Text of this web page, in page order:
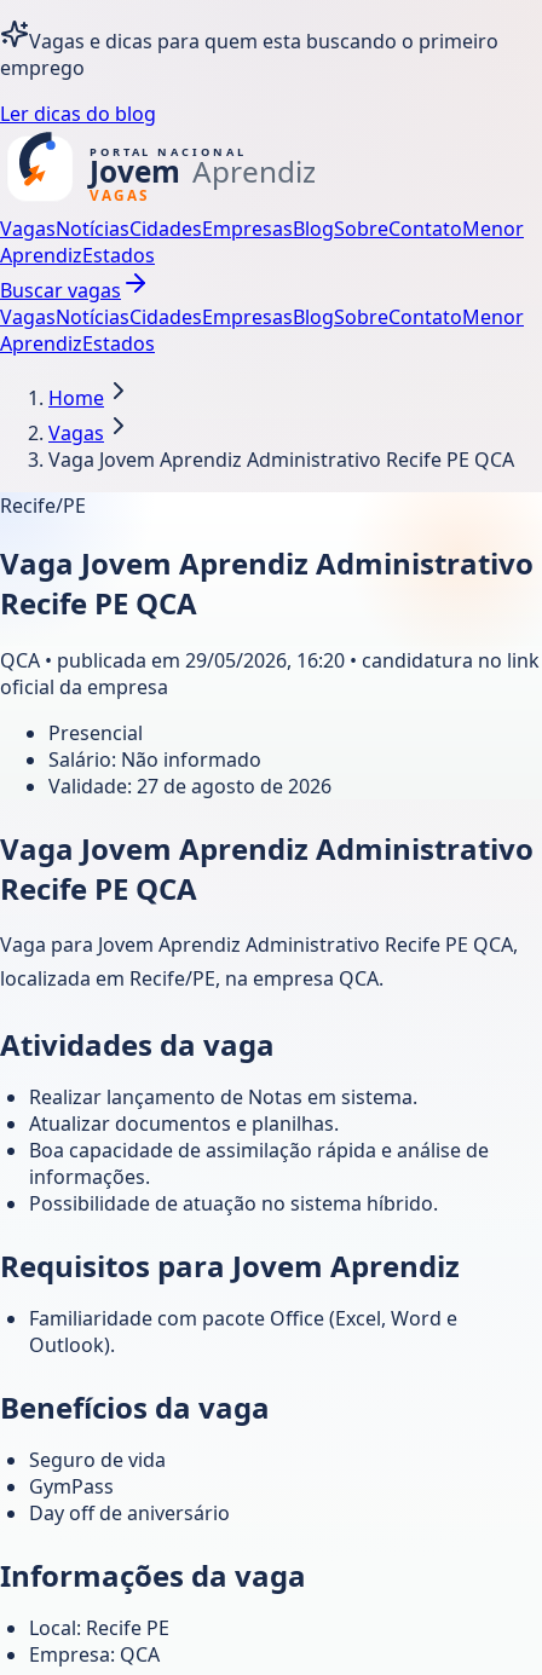
Vagas e dicas para quem esta buscando o primeiro
emprego
Ler dicas do blog
VagasNotíciasCidadesEmpresasBlogSobreContatoMenor
AprendizEstados
Buscar vagas
VagasNotíciasCidadesEmpresasBlogSobreContatoMenor
AprendizEstados
Home
Vagas
Vaga Jovem Aprendiz Administrativo Recife PE QCA
Recife/PE
Vaga Jovem Aprendiz Administrativo
Recife PE QCA
QCA • publicada em 29/05/2026, 16:20 • candidatura no link
oficial da empresa
Presencial
Salário: Não informado
Validade: 27 de agosto de 2026
Vaga Jovem Aprendiz Administrativo
Recife PE QCA
Vaga para Jovem Aprendiz Administrativo Recife PE QCA,
localizada em Recife/PE, na empresa QCA.
Atividades da vaga
Realizar lançamento de Notas em sistema.
Atualizar documentos e planilhas.
Boa capacidade de assimilação rápida e análise de
informações.
Possibilidade de atuação no sistema híbrido.
Requisitos para Jovem Aprendiz
Familiaridade com pacote Office (Excel, Word e
Outlook).
Benefícios da vaga
Seguro de vida
GymPass
Day off de aniversário
Informações da vaga
Local: Recife PE
Empresa: QCA